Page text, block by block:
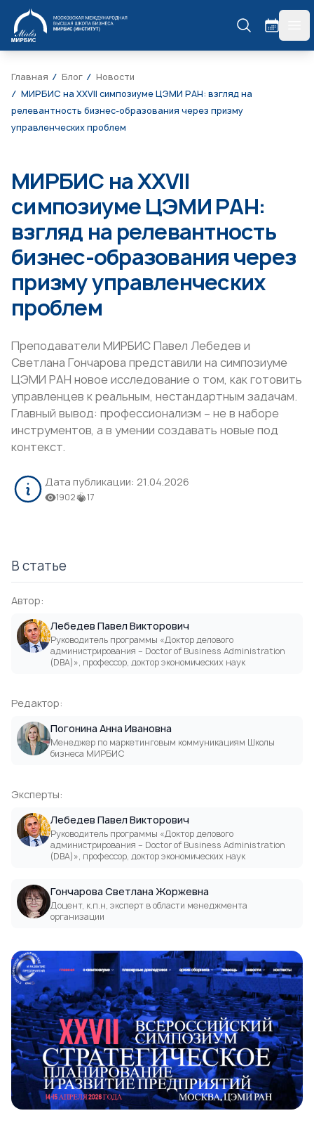
МИРБИС
Главная Блог
Новости
МИРБИС на XXVII симпозиуме ЦЭМИ РАН: взгляд на
релевантность бизнес-образования через призму
управленческих проблем
МИРБИС на XXVII
симпозиуме ЦЭМИ РАН:
взгляд на релевантность
бизнес-образования через
призму управленческих
проблем
Преподаватели МИРБИС Павел Лебедев и
Светлана Гончарова представили на симпозиуме
ЦЭМИ РАН новое исследование о том, как готовить
управленцев к реальным, нестандартным задачам.
Главный вывод: профессионализм – не в наборе
инструментов, а в умении создавать новые под
контекст.
Дата публикации: 21.04.2026
1902 17
В статье
Автор:
Лебедев Павел Викторович
Руководитель программы «Доктор делового
администрирования – Doctor of Business Administration
(DВА)», профессор, доктор экономических наук
Редактор:
Погонина Анна Ивановна
Менеджер по маркетинговым коммуникациям Школы
бизнеса МИРБИС
Эксперты:
Лебедев Павел Викторович
Руководитель программы «Доктор делового
администрирования – Doctor of Business Administration
(DВА)», профессор, доктор экономических наук
Гончарова Светлана Жоржевна
Доцент, к.п.н, эксперт в области менеджмента
организации